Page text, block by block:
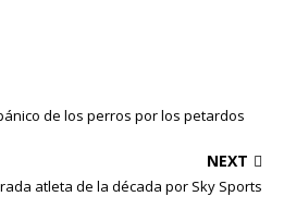
de los perros por los petardos
NEXT
atleta de la década por Sky Sports